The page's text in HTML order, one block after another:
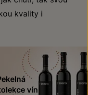
kvality i
vín